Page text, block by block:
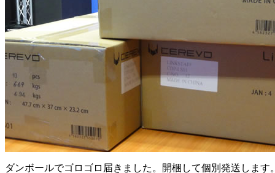
ダンボールでゴロゴロ届きました。開梱して個別発送します